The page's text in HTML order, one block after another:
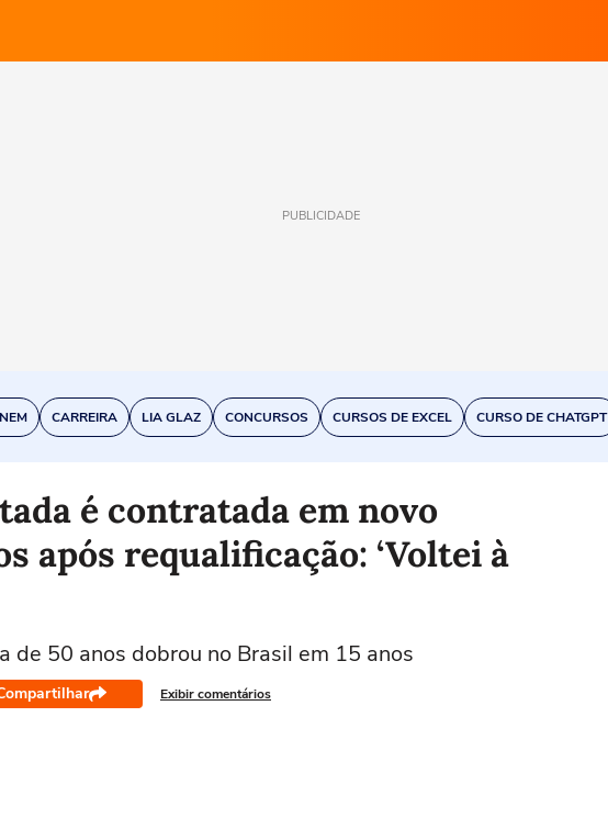
PUBLICIDADE
CARREIRA LIA GLAZ CONCURSOS CURSOS DE EXCEL CURSO DE CHATGPT
é contratada em novo
após requalificação: ‘Voltei à
de 50 anos dobrou no Brasil em 15 anos
Exibir comentários